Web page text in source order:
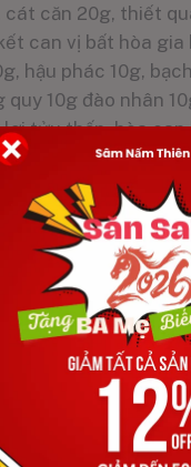
cát căn 20g, thiết
can vị bất hòa
hậu phác 10g,
10g đào nhân
tửu thấp, hòa
cầm 10g, bán
sâm 15g, bản
15g, bạch
gia xa tiền tử
dùng cho
tương tử, nhân
1 thang. Công